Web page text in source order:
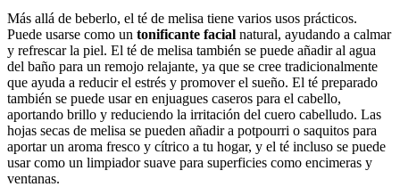
Más allá de beberlo, el té de melisa tiene varios usos prácticos.
Puede usarse como un tonificante facial natural, ayudando a calmar
y refrescar la piel. El té de melisa también se puede añadir al agua
del baño para un remojo relajante, ya que se cree tradicionalmente
que ayuda a reducir el estrés y promover el sueño. El té preparado
también se puede usar en enjuagues caseros para el cabello,
aportando brillo y reduciendo la irritación del cuero cabelludo. Las
hojas secas de melisa se pueden añadir a potpourri o saquitos para
aportar un aroma fresco y cítrico a tu hogar, y el té incluso se puede
usar como un limpiador suave para superficies como encimeras y
ventanas.